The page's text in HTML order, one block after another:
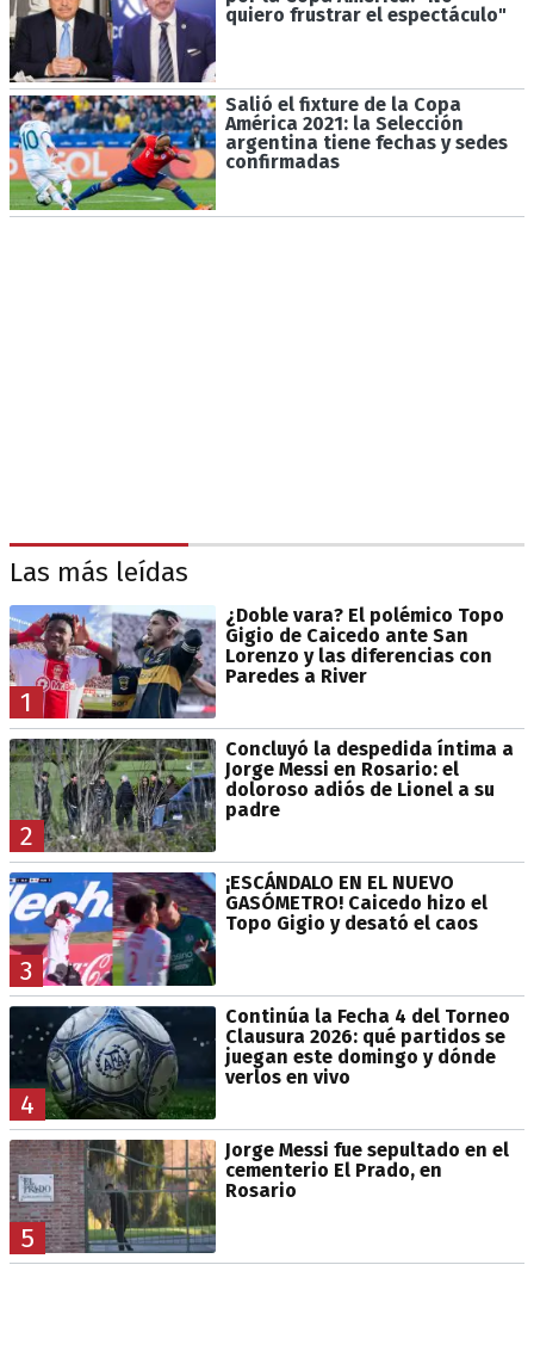
quiero frustrar el espectáculo"
Salió el fixture de la Copa
América 2021: la Selección
argentina tiene fechas y sedes
confirmadas
Las más leídas
1
¿Doble vara? El polémico Topo
Gigio de Caicedo ante San
Lorenzo y las diferencias con
Paredes a River
2
Concluyó la despedida íntima a
Jorge Messi en Rosario: el
doloroso adiós de Lionel a su
padre
3
¡ESCÁNDALO EN EL NUEVO
GASÓMETRO! Caicedo hizo el
Topo Gigio y desató el caos
4
Continúa la Fecha 4 del Torneo
Clausura 2026: qué partidos se
juegan este domingo y dónde
verlos en vivo
5
Jorge Messi fue sepultado en el
cementerio El Prado, en
Rosario